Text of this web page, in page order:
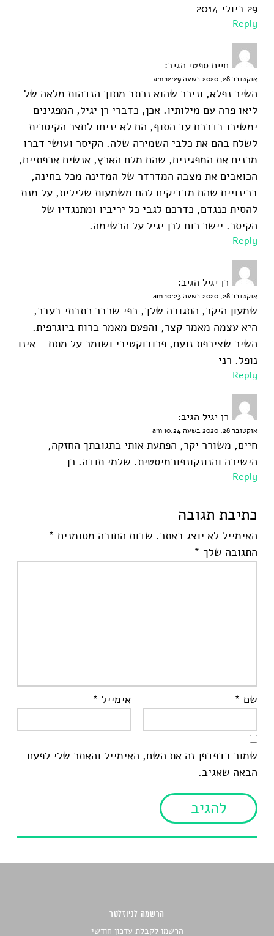
29 ביולי 2014
Reply
חיים ספטי הגיב:
אוקטובר 28, 2020 בשעה 12:29 am
השיר נפלא, וניכר שהוא נכתב מתוך הזדהות מלאה של
ליאו פרה עם מילותיו. אכן, כדברי רן יגיל, המפגינים
ימשיכו בדרכם עד הסוף, הם לא יניחו לחצר הקיסרית
לשלח בהם את כלבי השמירה שלה. הקיסר ועושי דברו
מכנים את המפגינים, שהם מלח הארץ, אנשים אכפתיים,
הכואבים את מצבה המדרדר של המדינה מכל בחינה,
בכינויים שהם מדביקים להם משמעות שלילית, על מנת
להסית כנגדם, כדרכם לגבי כל יריביו ומתנגדיו של
הקיסר. יישר כוח לרן יגיל על הרשימה.
Reply
רן יגיל הגיב:
אוקטובר 28, 2020 בשעה 10:23 am
שמעון היקר, התגובה שלך, כפי שכבר כתבתי בעבר,
היא עצמה מאמר קצר, והפעם מאמר ברוח ביוגרפית.
השיר שצירפת זועם, פרובוקטיבי ושומר על מתח – אינו
נופל. רני
Reply
רן יגיל הגיב:
אוקטובר 28, 2020 בשעה 10:24 am
חיים, משורר יקר, הפתעת אותי בתגובתך החזקה,
הישירה והנונקונפורמיסטית. שלמי תודה. רן
Reply
כתיבת תגובה
האימייל לא יוצג באתר. שדות החובה מסומנים *
התגובה שלך *
שם * אימייל *
שמור בדפדפן זה את השם, האימייל והאתר שלי לפעם
הבאה שאגיב.
הרשמה לניוזלטר
הרשמו לקבלת עדכון חודשי